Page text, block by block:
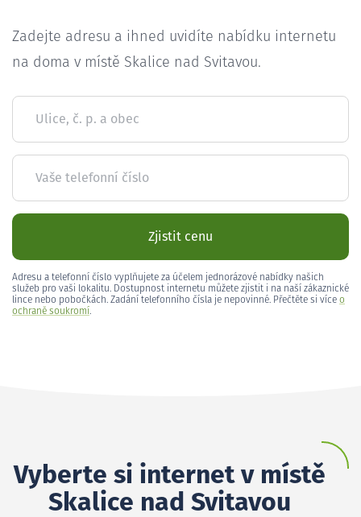
Zadejte adresu a ihned uvidíte nabídku internetu
na doma v místě Skalice nad Svitavou.
Ulice, č. p. a obec
Vaše telefonní číslo
Zjistit cenu
Adresu a telefonní číslo vyplňujete za účelem jednorázové nabídky našich
služeb pro vaši lokalitu. Dostupnost internetu můžete zjistit i na naší zákaznické
lince nebo pobočkách. Zadání telefonního čísla je nepovinné. Přečtěte si více o
ochraně soukromí.
Vyberte si internet v místě
Skalice nad Svitavou